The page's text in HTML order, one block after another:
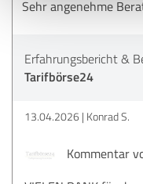
Sehr angenehme
Erfahrungsbericht &
Tarifbörse24
13.04.2026 Konrad S.
Kommentar